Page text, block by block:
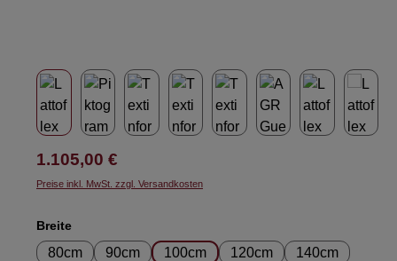
Regulärer Preis:
1.105,00 €
Preise inkl. MwSt. zzgl. Versandkosten
Breiteauswählen
80cm 90cm 100cm 120cm 140cm